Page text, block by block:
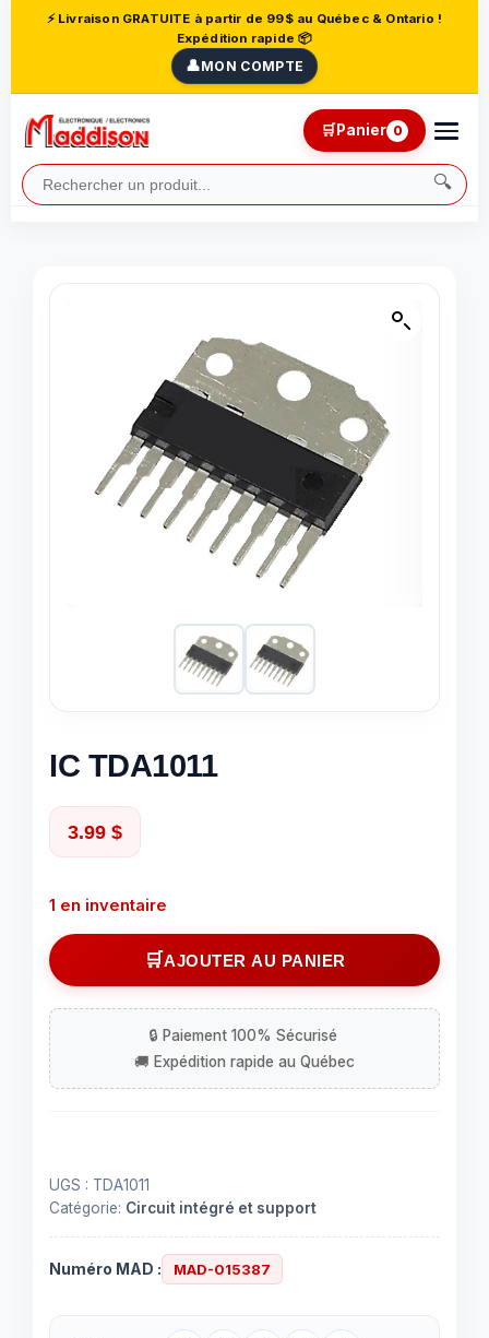
⚡ Livraison GRATUITE à partir de 99$ au Québec & Ontario !
Expédition rapide 📦
👤MON COMPTE
🔍
🛒Panier 0
IC TDA1011
3.99 $
1 en inventaire
quantité
de
TDA1011
AJOUTER AU PANIER
UGS : TDA1011
Catégorie: Circuit intégré et support
Numéro MAD : MAD-015387